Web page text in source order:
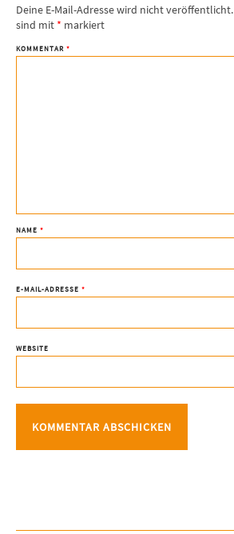
Deine E-Mail-Adresse wird nicht veröffentlicht.
sind mit * markiert
KOMMENTAR *
NAME *
E-MAIL-ADRESSE *
WEBSITE